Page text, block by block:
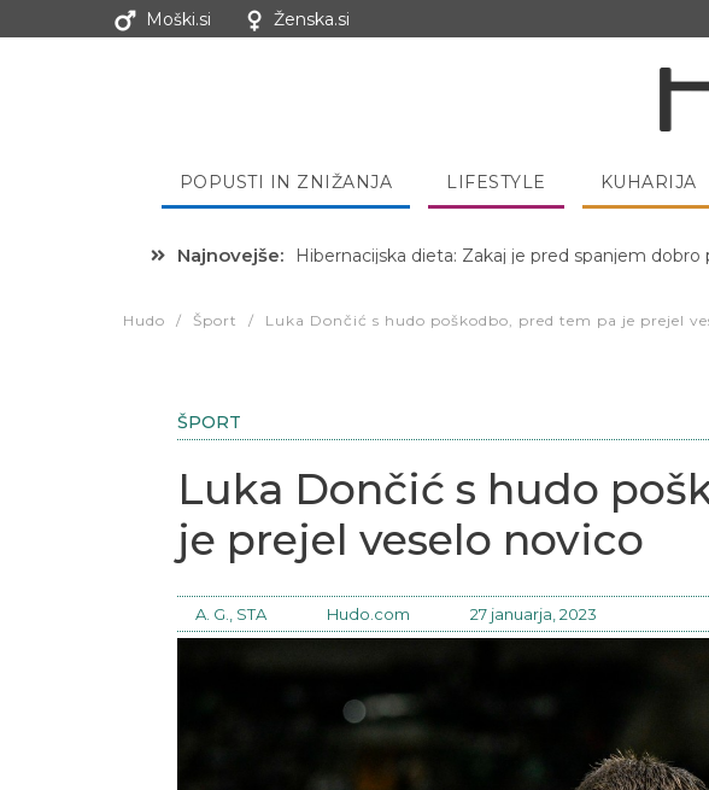
Moški.si Ženska.si
POPUSTI IN ZNIŽANJA LIFESTYLE KUHARIJA
Najnovejše: Hibernacijska dieta: Zakaj je pred spanjem
Hudo / Šport / Luka Dončić s hudo poškodbo, pred tem pa je prejel
ŠPORT
Luka Dončić s hudo
je prejel veselo novico
A. G., STA Hudo.com 27 januarja, 2023